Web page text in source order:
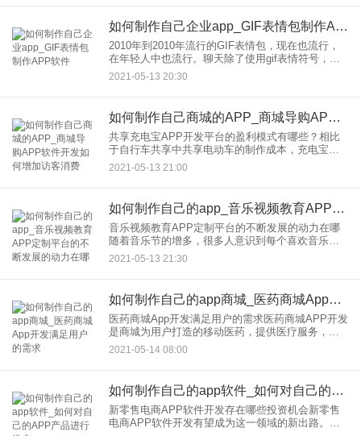
如何制作自己企业app_GIF表情包制作APP软件
2010年到2010年流行的GIF表情包，现在也流行，
在年轻人中也流行。聊天除了使用gif表情符号，似
乎还把自己的生活当做素材，所以在制作，买GIF表
情符号更有意思，社交也不再需要文字。哈哈，可
2021-05-13 20:30
如何制作自己商城的APP_商城导购APP软件开发如何增加访客消费
共享充电宝APP开发平台的盈利模式有哪些？相比
于自行车共享中共享电动车的制作成本，充电宝的
制作成本要低得多，即以低功耗为代表的桌面模式
和以街电和来电为代表的大柜模式。小电和街电主
2021-05-13 21:00
如何制作自己的app_音乐视频教育APP定制平台的不断发展的动力在哪
音乐视频教育APP定制平台的不断发展的动力在哪
随着音乐节的增多，很多人意识到每个喜欢音乐的
人都能找到自己的舞台。然而，对于许多喜欢音乐
的人来说，比如掌握吉他，在线学习需要大量的费
2021-05-13 21:30
如何制作自己的app商城_医药商城App开发满足用户的需求
医药商城App开发满足用户的需求医药商城APP开发
是商城为用户打造的移动医药，提供医疗服务，为
用户日常生活提供便利。同时也解决了医疗用户需
求的问题和痛点。在我们的生活中，我们经常很容
2021-05-14 08:00
如何制作自己的app软件_如何对自己的APP产品进行推广
新零售电商APP软件开发存在哪些投资机会新零售
电商APP软件开发有望成为这一领域的新出路。新